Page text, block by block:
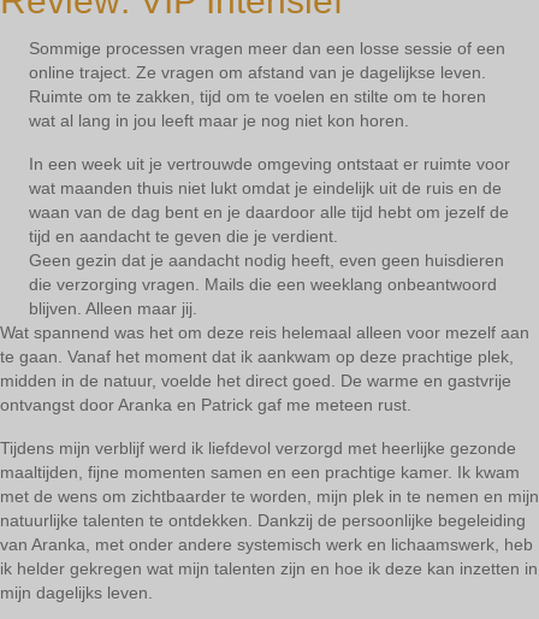
Sommige processen vragen meer dan een losse sessie of een
online traject. Ze vragen om afstand van je dagelijkse leven.
Ruimte om te zakken, tijd om te voelen en stilte om te horen
wat al lang in jou leeft maar je nog niet kon horen.
In een week uit je vertrouwde omgeving ontstaat er ruimte voor
wat maanden thuis niet lukt omdat je eindelijk uit de ruis en de
waan van de dag bent en je daardoor alle tijd hebt om jezelf de
tijd en aandacht te geven die je verdient.
Geen gezin dat je aandacht nodig heeft, even geen huisdieren
die verzorging vragen. Mails die een weeklang onbeantwoord
blijven. Alleen maar jij.
Wat spannend was het om deze reis helemaal alleen voor mezelf aan
te gaan. Vanaf het moment dat ik aankwam op deze prachtige plek,
midden in de natuur, voelde het direct goed. De warme en gastvrije
ontvangst door Aranka en Patrick gaf me meteen rust.
Tijdens mijn verblijf werd ik liefdevol verzorgd met heerlijke gezonde
maaltijden, fijne momenten samen en een prachtige kamer. Ik kwam
met de wens om zichtbaarder te worden, mijn plek in te nemen en mijn
natuurlijke talenten te ontdekken. Dankzij de persoonlijke begeleiding
van Aranka, met onder andere systemisch werk en lichaamswerk, heb
ik helder gekregen wat mijn talenten zijn en hoe ik deze kan inzetten in
mijn dagelijks leven.